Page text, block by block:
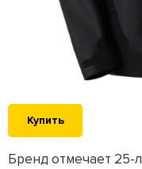
Купить
Бренд отмечает 25-